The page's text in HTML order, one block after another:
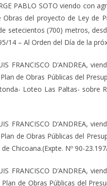
PABLO SOTO viendo con
del proyecto de Ley de
setecientos (700) metros,
14 – Al Orden del Día de la
FRANCISCO D’ANDREA,
de Obras Públicas del
Loteo Las Paltas- sobre
FRANCISCO D’ANDREA,
de Obras Públicas del
Chicoana.(Expte. Nº 90-
FRANCISCO D’ANDREA,
de Obras Públicas del